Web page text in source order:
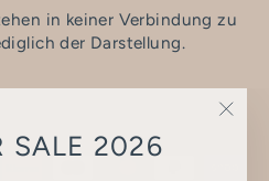
SALE 2026
in keiner Verbindung zu
der Darstellung.